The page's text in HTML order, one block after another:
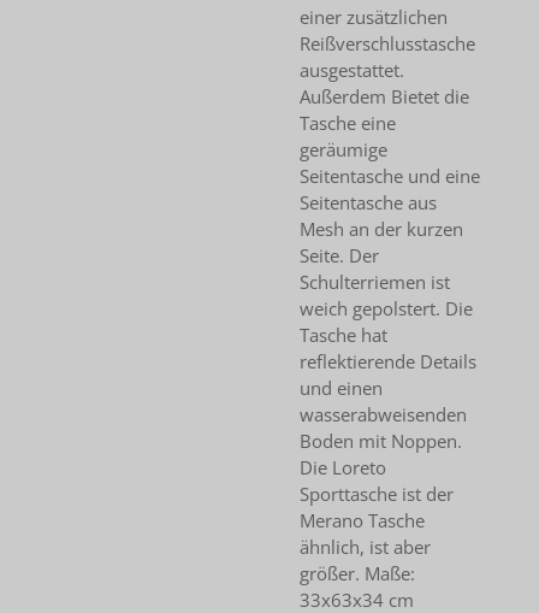
einer zusätzlichen
Reißverschlusstasche
ausgestattet.
Außerdem Bietet die
Tasche eine
geräumige
Seitentasche und eine
Seitentasche aus
Mesh an der kurzen
Seite. Der
Schulterriemen ist
weich gepolstert. Die
Tasche hat
reflektierende Details
und einen
wasserabweisenden
Boden mit Noppen.
Die Loreto
Sporttasche ist der
Merano Tasche
ähnlich, ist aber
größer. Maße:
33x63x34 cm